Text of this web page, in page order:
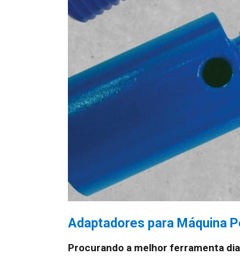
Adaptadores para Máquina
Procurando a melhor ferramenta